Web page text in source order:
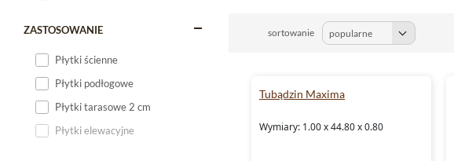
ZASTOSOWANIE
Płytki ścienne
Płytki podłogowe
Płytki tarasowe 2 cm
Płytki elewacyjne
sortowanie
Tubądzin Maxima
Wymiary: 1.00 x 44.80 x 0.80